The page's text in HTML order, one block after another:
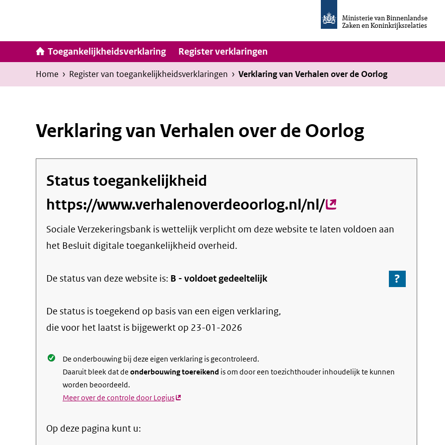
inhoud
Ministerie van Binnenlandse
Zaken en Koninkrijksrelaties
van
Invulassistent
Toegankelijkheidsverklaring
Toegankelijkheidsverklaring Hoofdnavigatie
Register verklaringen
Kruimelpad
U
bevindt
Home › Register van toegankelijkheids­verklaringen › Verklaring van Verhalen over de Oorlog
Verklaring van Verhalen over de Oorlog
Status toegankelijkheid
https://www.verhalenoverdeoorlog.nl/nl/(externe
link)
Sociale Verzekeringsbank is wettelijk verplicht om deze website te laten voldoen aan
het Besluit digitale toegankelijkheid overheid.
De status van deze website is: B - voldoet gedeeltelijk ?
Ga
De status is toegekend op basis van een eigen verklaring,
die voor het laatst is bijgewerkt op 23-01-2026
De onderbouwing bij deze eigen verklaring is gecontroleerd.
Daaruit bleek dat de onderbouwing toereikend is om door een toezichthouder inhoudelijk te kunnen
worden beoordeeld.
Meer over de controle door Logius(externe
Op deze pagina kunt u: